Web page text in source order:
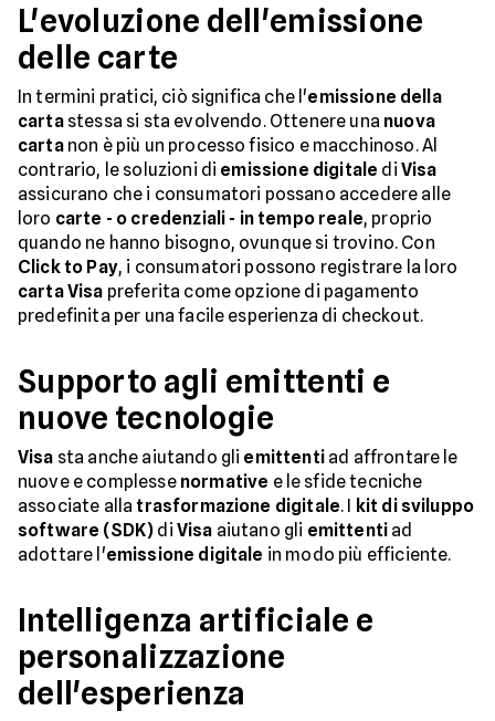
L'evoluzione dell'emissione
delle carte
In termini pratici, ciò significa che l'emissione della
cartastessa si sta evolvendo. Ottenere una nuova
cartanon è più un processo fisico e macchinoso. Al
contrario, le soluzioni di emissione digitale di Visa
assicurano che i consumatori possano accedere alle
loro carte - o credenziali - in tempo reale, proprio
quando ne hanno bisogno, ovunque si trovino. Con
Click to Pay, i consumatori possono registrare la loro
carta Visa preferita come opzione di pagamento
predefinita per una facile esperienza di checkout.
Supporto agli emittenti e
nuove tecnologie
Visa sta anche aiutando gli emittentiad affrontare le
nuove e complesse normative e le sfide tecniche
associate alla trasformazione digitale. I kit di sviluppo
software (SDK) di Visa aiutano gli emittenti ad
adottare l'emissione digitale in modo più efficiente.
Intelligenza artificiale e
personalizzazione
dell'esperienza